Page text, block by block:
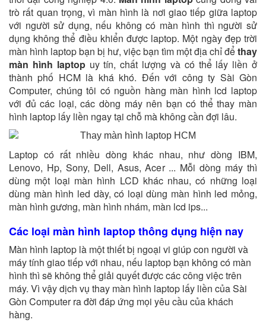
trò rất quan trọng, vì màn hình là nơi giao tiếp giữa laptop
với người sử dụng, nếu không có màn hình thì người sử
dụng không thể điều khiển được laptop. Một ngày đẹp trời
màn hình laptop bạn bị hư, việc bạn tìm một địa chỉ đểthay
màn hình laptopuy tín, chất lượng và có thể lấy liền ở
thành phố HCM là khá khó. Đến với công ty Sài Gòn
Computer, chúng tôi có nguồn hàng màn hình lcd laptop
với đủ các loại, các dòng máy nên bạn có thể thay màn
hình laptop lấy liền ngay tại chỗ mà không cần đợi lâu.
Laptop có rất nhiều dòng khác nhau, như dòng IBM,
Lenovo, Hp, Sony, Dell, Asus, Acer ... Mỗi dòng máy thì
dùng một loại màn hình LCD khác nhau, có những loại
dùng màn hình led dày, có loại dùng màn hình led mỏng,
màn hình gương, màn hình nhám, màn lcd ips...
Các loại màn hình laptop thông dụng hiện nay
Màn hình laptop là một thiết bị ngoại vi giúp con người và
máy tính giao tiếp với nhau, nếu laptop bạn không có màn
hình thì sẽ không thể giải quyết được các công việc trên
máy. Vì vậy dịch vụ thay màn hình laptop lấy liền của Sài
Gòn Computer ra đời đáp ứng mọi yêu cầu của khách
hàng.